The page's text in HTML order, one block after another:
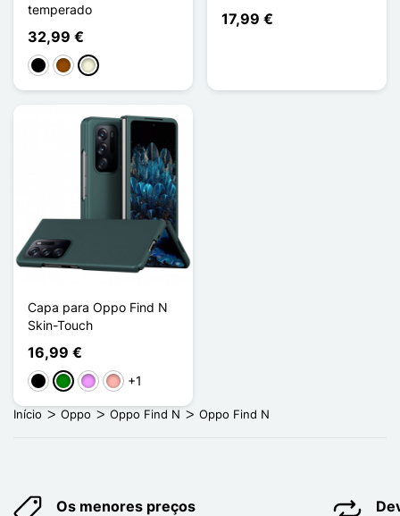
temperado
32,99 €
PretoCastanho
Bege
17,99 €
Capa para Oppo Find N
Skin-Touch
16,99 €
PretoVerdeVioleta ligeira
Ouro rosa
+1
Início Oppo Oppo Find N Oppo Find N
Os menores preços